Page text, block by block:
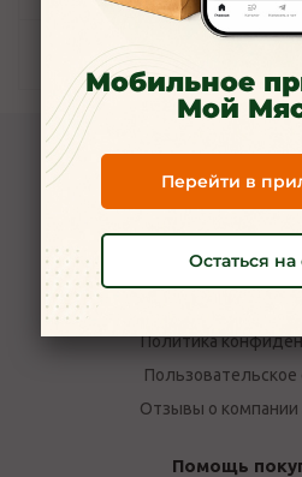
Наличие
О
Новости
Политика
Пользовательское
Отзывы о
Помощь
Мобильное
Мой
Перейти в
Остаться на